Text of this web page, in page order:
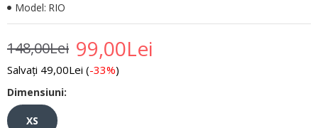
99,00Lei
148,00Lei
Salvați 49,00Lei (-33%)
Model: RIO
Dimensiuni:
XS